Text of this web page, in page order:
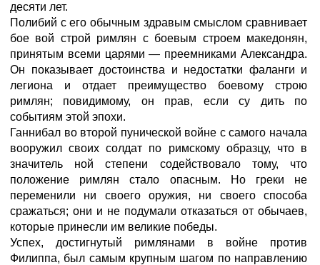
десяти лет.
Полибий с его обычным здравым смыслом сравнивает
бое вой строй римлян с боевым строем македонян,
принятым всеми царями — преемниками Александра.
Он показывает достоинства и недостатки фаланги и
легиона и отдает преимущество боевому строю
римлян; повидимому, он прав, если су дить по
событиям этой эпохи.
Ганнибал во второй пунической войне с самого начала
вооружил своих солдат по римскому образцу, что в
значитель ной степени содействовало тому, что
положение римлян стало опасным. Но греки не
переменили ни своего оружия, ни своего способа
сражаться; они и не подумали отказаться от обычаев,
которые принесли им великие победы.
Успех, достигнутый римлянами в войне против
Филиппа, был самым крупным шагом по направлению